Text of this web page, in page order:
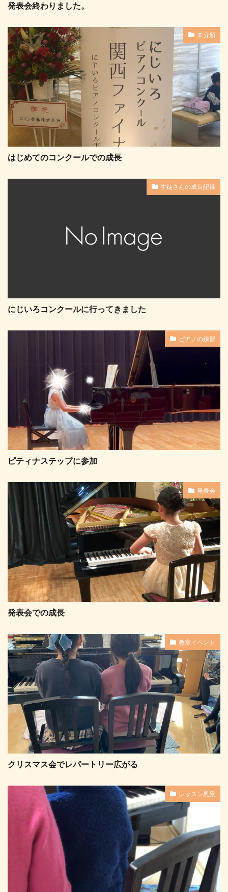
発表会終わりました。
未分類
はじめてのコンクールでの成長
生徒さんの成長記録
にじいろコンクールに行ってきました
ピアノの練習
ピティナステップに参加
発表会
発表会での成長
教室イベント
クリスマス会でレパートリー広がる
レッスン風景